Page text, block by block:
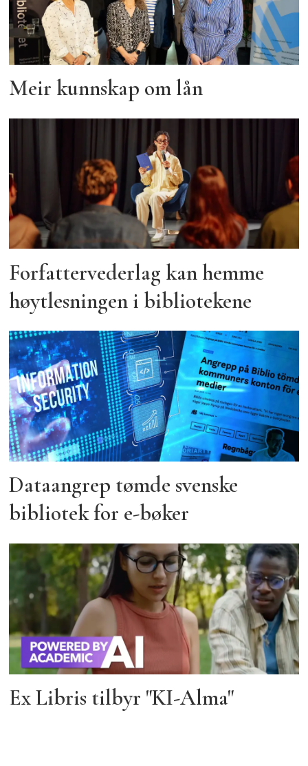
Meir kunnskap om lån
Forfattervederlag kan hemme
høytlesningen i bibliotekene
Dataangrep tømde svenske
bibliotek for e-bøker
Ex Libris tilbyr "KI-Alma"